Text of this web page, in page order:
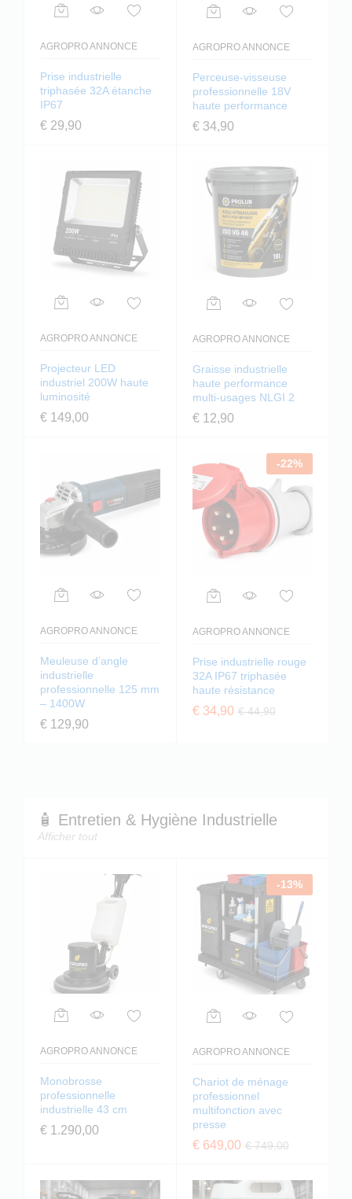
AGROPRO ANNONCE
Prise industrielle
triphasée 32A étanche
IP67
€ 29,90
AGROPRO ANNONCE
Perceuse-visseuse
professionnelle 18V
haute performance
€34,90
AGROPRO ANNONCE
Projecteur LED
industriel 200W haute
luminosité
€ 149,00
AGROPRO ANNONCE
Graisse industrielle
haute performance
multi-usages NLGI 2
€12,90
AGROPRO ANNONCE
Meuleuse d’angle
industrielle
professionnelle 125 mm
– 1400W
€ 129,90
-22%
AGROPRO ANNONCE
Prise industrielle rouge
32A IP67 triphasée
haute résistance
€34,90 €44,90
🧴 Entretien & Hygiène Industrielle
Afficher tout
AGROPRO ANNONCE
Monobrosse
professionnelle
industrielle 43 cm
€ 1.290,00
-13%
AGROPRO ANNONCE
Chariot de ménage
professionnel
multifonction avec
presse
€649,00 €749,00